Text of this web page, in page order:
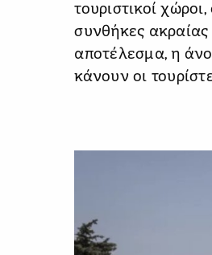
τουριστικοί
συνθήκες ακραίας
αποτέλεσμα, η
κάνουν οι